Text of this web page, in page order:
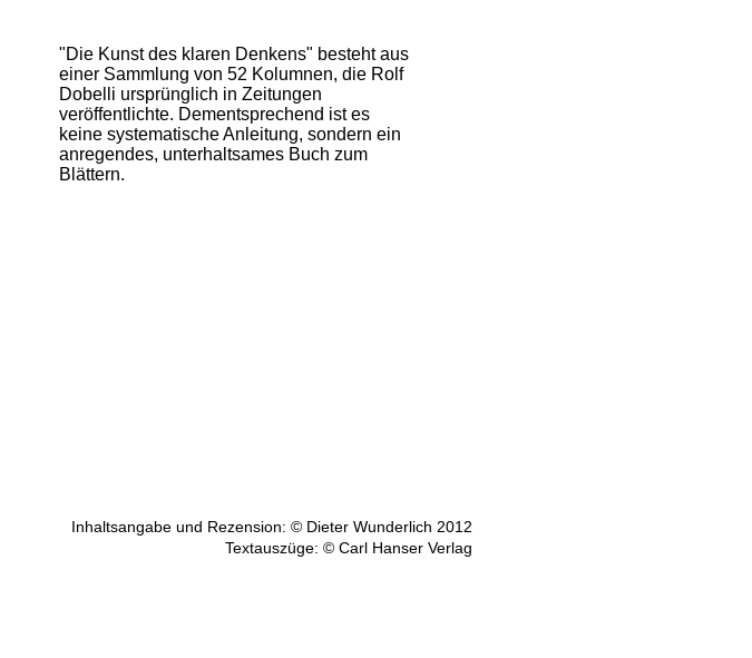
"Die Kunst des klaren Denkens" besteht aus
einer Sammlung von 52 Kolumnen, die Rolf
Dobelli ursprünglich in Zeitungen
veröffentlichte. Dementsprechend ist es
keine systematische Anleitung, sondern ein
anregendes, unterhaltsames Buch zum
Blättern.
Inhaltsangabe und Rezension: © Dieter Wunderlich 2012
Textauszüge: © Carl Hanser Verlag